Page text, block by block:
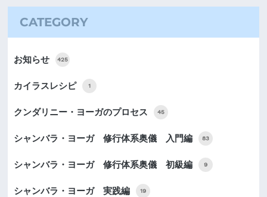
CATEGORY
お知らせ 425
カイラスレシピ 1
クンダリニー・ヨーガのプロセス 45
シャンバラ・ヨーガ 修行体系奥儀 入門編 83
シャンバラ・ヨーガ 修行体系奥儀 初級編 9
シャンバラ・ヨーガ 実践編 19